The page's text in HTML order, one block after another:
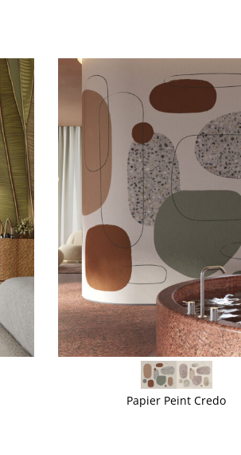
Papier Peint Credo